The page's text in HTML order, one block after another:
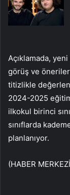
Açıklamada,
görüş ve
titizlikle
2024-2025
ilkokul birinci
sınıflarda
planlanıyor.
(HABER